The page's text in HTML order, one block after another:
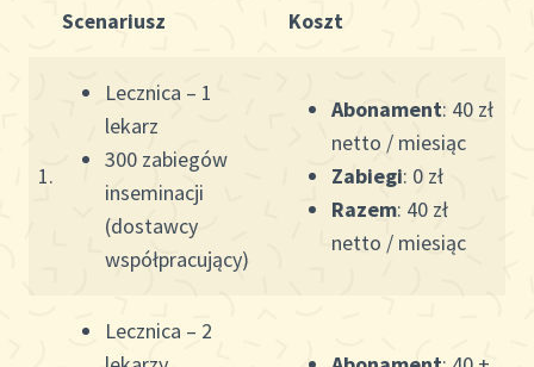
Scenariusz Koszt
1.
Lecznica – 1
lekarz
300 zabiegów
inseminacji
(dostawcy
współpracujący)
Abonament: 40 zł
netto / miesiąc
Zabiegi: 0 zł
Razem: 40 zł
netto / miesiąc
Lecznica – 2